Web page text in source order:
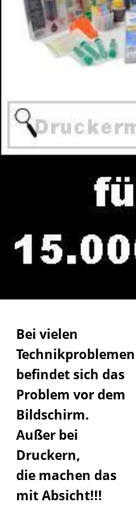
Bei vielen
Technikproblemen
befindet sich das
Problem vor dem
Bildschirm.
Außer bei
Druckern,
die machen das
mit Absicht!!!